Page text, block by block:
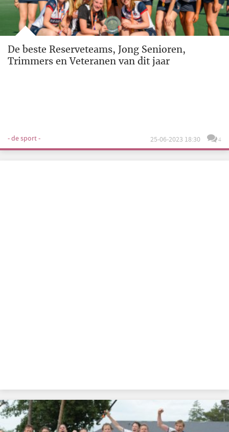
De beste Reserveteams, Jong Senioren,
Trimmers en Veteranen van dit jaar
- de sport - 25-06-2023 18:30 4